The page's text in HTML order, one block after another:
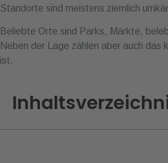
Standorte sind meistens ziemlich
Beliebte Orte sind Parks, Märkte,
Neben der Lage zählen aber auch das
ist.